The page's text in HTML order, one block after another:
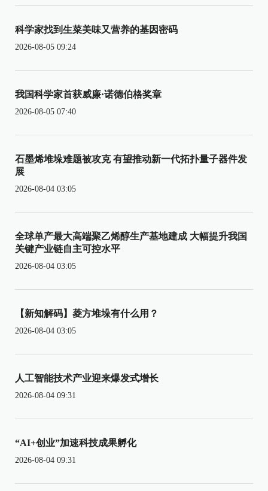
科学家找到生菜美味又营养的基因密码
2026-08-05 09:24
我国科学家首获威廉·诺德伯格奖章
2026-08-05 07:40
石墨烯堆垛难题被攻克 有望推动新一代拓扑量子器件发
展
2026-08-04 03:05
全球单产最大高端聚乙烯醇生产基地建成 大幅提升我国
关键产业链自主可控水平
2026-08-04 03:05
【新知解码】菱方堆垛有什么用？
2026-08-04 03:05
人工智能技术产业迎来爆发式增长
2026-08-04 09:31
“AI+创业”加速科技成果孵化
2026-08-04 09:31